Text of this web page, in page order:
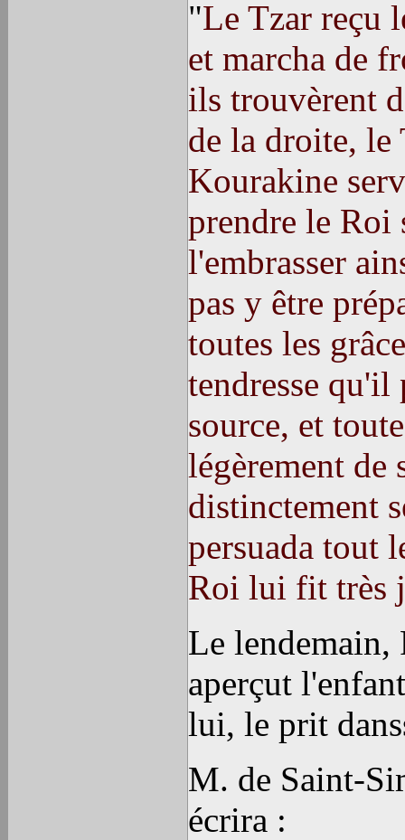
"Le Tzar reçu
et marcha de
ils trouvèrent
de la droite, le
Kourakine
prendre le Roi
l'embrasser
pas y être
toutes les
tendresse
source, et
légèrement de
distinctement
persuada tout
Roi lui fit très
Le lendemain,
aperçut
lui, le prit
M. de Saint-
écrira :